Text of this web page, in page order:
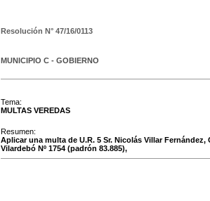
Resolución N° 47/16/0113
MUNICIPIO C - GOBIERNO
Tema:
MULTAS VEREDAS
Resumen:
Aplicar una multa de U.R. 5 Sr. Nicolás Villar Fernández,
Vilardebó Nº 1754 (padrón 83.885),